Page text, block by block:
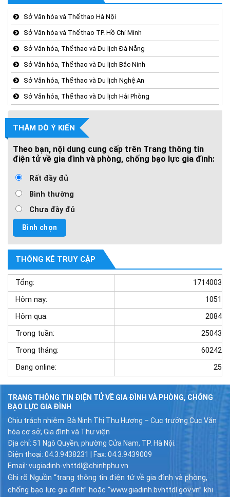
Sở Văn hóa và Thể thao Hà Nội
Sở Văn hóa và Thể thao TP. Hồ Chí Minh
Sở Văn hóa, Thể thao và Du lịch Đà Nẵng
Sở Văn hóa, Thể thao và Du lịch Bắc Ninh
Sở Văn hóa, Thể thao và Du lịch Nghệ An
Sở Văn hóa, Thể thao và Du lịch Hải Phòng
THĂM DÒ Ý KIẾN
Theo bạn, nội dung cung cấp trên Trang thông tin
điện tử về gia đình và phòng, chống bạo lực gia đình:
Rất đầy đủ
Bình thường
Chưa đầy đủ
THỐNG KÊ TRUY CẬP
Tổng:
1714003
Hôm nay:
1051
Hôm qua:
2084
Trong tuần:
25043
Trong tháng:
60242
Đang online:
25
TRANG THÔNG TIN ĐIỆN TỬ VỀ GIA ĐÌNH VÀ PHÒNG, CHỐNG
BẠO LỰC GIA ĐÌNH
Chịu trách nhiệm: Bà Ninh Thị Thu Hương – Cục trưởng Cục Văn
hóa cơ sở, Gia đình và Thư viện
Địa chỉ: 51 Ngô Quyền, phường Cửa Nam, TP. Hà Nội.
Điện thoại: 04.3.9438231 | Fax: 04.3.9439009
Email: vugiadinh-vhttdl@chinhphu.vn
Ghi rõ Nguồn “trang thông tin điện tử về gia đình và phòng,
chống bạo lực gia đình” hoặc “www.giadinh.bvhttdl.gov.vn” khi